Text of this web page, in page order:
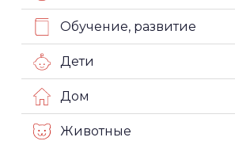
Обучение, развитие
Дети
Дом
Животные